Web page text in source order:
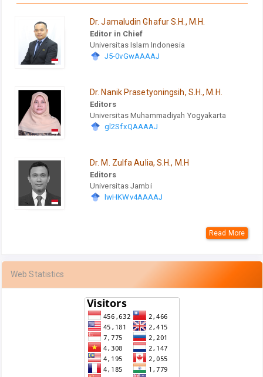
Dr. Jamaludin Ghafur S.H., M.H.
Editor in Chief
Universitas Islam Indonesia
J5-0vGwAAAAJ
Dr. Nanik Prasetyoningsih, S.H., M.H.
Editors
Universitas Muhammadiyah Yogyakarta
gl2SfxQAAAAJ
Dr. M. Zulfa Aulia, S.H., M.H
Editors
Universitas Jambi
lwHKWv4AAAAJ
Read More
Web Statistics